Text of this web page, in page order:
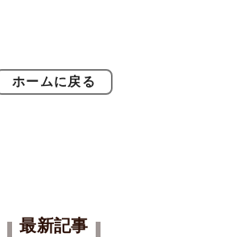
ホームに戻る
最新記事